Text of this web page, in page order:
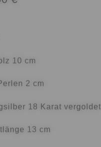
10 cm
2 cm
18 Karat vergoldet
13 cm